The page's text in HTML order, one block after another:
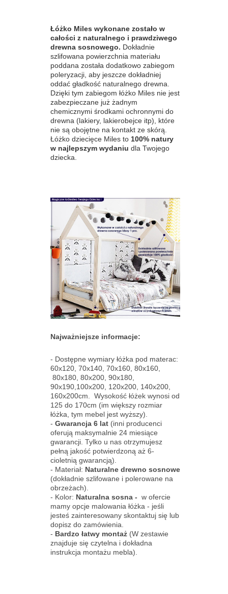
Łóżko Miles wykonane zostało w
całości z naturalnego i prawdziwego
drewna sosnowego. Dokładnie
szlifowana powierzchnia materiału
poddana została dodatkowo zabiegom
poleryzacji, aby jeszcze dokładniej
oddać gładkość naturalnego drewna.
Dzięki tym zabiegom łóżko Miles nie jest
zabezpieczane już żadnym
chemicznymi środkami ochronnymi do
drewna (lakiery, lakierobejce itp), które
nie są obojętne na kontakt ze skórą.
Łóżko dziecięce Miles to 100% natury
w najlepszym wydaniu dla Twojego
dziecka.
Najważniejsze informacje:
- Dostępne wymiary łóżka pod materac:
60x120, 70x140, 70x160, 80x160,
80x180, 80x200, 90x180,
90x190,100x200, 120x200, 140x200,
160x200cm. Wysokość łóżek wynosi od
125 do 170cm (im większy rozmiar
łóżka, tym mebel jest wyższy).
- Gwarancja 6 lat (inni producenci
oferują maksymalnie 24 miesiące
gwarancji. Tylko u nas otrzymujesz
pełną jakość potwierdzoną aż 6-
cioletnią gwarancją).
- Materiał: Naturalne drewno sosnowe
(dokładnie szlifowane i polerowane na
obrzeżach).
- Kolor: Naturalna sosna - w ofercie
mamy opcje malowania łóżka - jeśli
jesteś zainteresowany skontaktuj się lub
dopisz do zamówienia.
- Bardzo łatwy montaż (W zestawie
znajduje się czytelna i dokładna
instrukcja montażu mebla).